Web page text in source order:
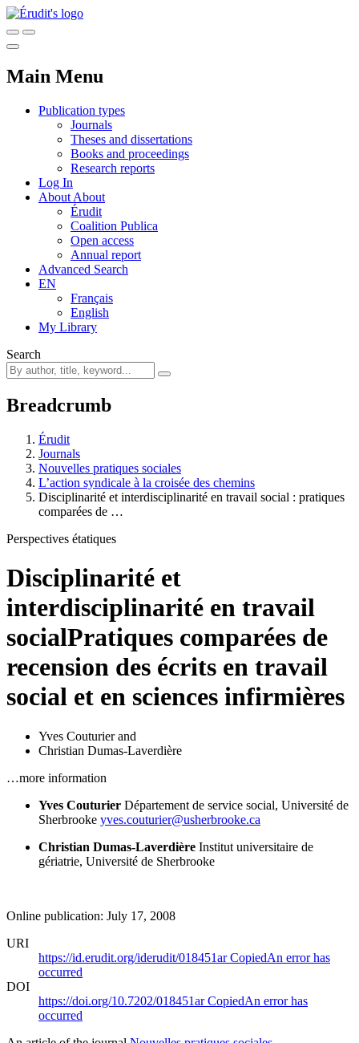
Main Menu
Publication types
Journals
Theses and dissertations
Books and proceedings
Research reports
Log In
About About
Érudit
Coalition Publica
Open access
Annual report
Advanced Search
EN
Français
English
My Library
Search
Breadcrumb
Érudit
Journals
Nouvelles pratiques sociales
L’action syndicale à la croisée des chemins
Disciplinarité et interdisciplinarité en travail social : pratiques
comparées de …
Perspectives étatiques
Disciplinarité et
interdisciplinarité en travail
socialPratiques comparées de
recension des écrits en travail
social et en sciences infirmières
Yves Couturierand
Christian Dumas-Laverdière
…more information
Yves Couturier Département de service social, Université de
Sherbrooke yves.couturier@usherbrooke.ca
Christian Dumas-Laverdière Institut universitaire de
gériatrie, Université de Sherbrooke
Online publication: July 17, 2008
URI
https://id.erudit.org/iderudit/018451arCopiedAn error has
occurred
DOI
https://doi.org/10.7202/018451arCopiedAn error has
occurred